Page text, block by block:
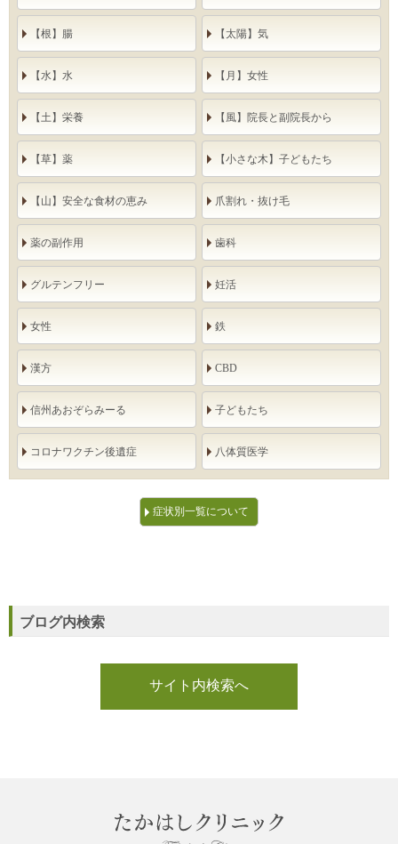
【根】腸 【太陽】気
【水】水 【月】女性
【土】栄養 【風】院長と副院長から
【草】薬 【小さな木】子どもたち
【山】安全な食材の恵み 爪割れ・抜け毛
薬の副作用 歯科
グルテンフリー 妊活
女性 鉄
漢方 CBD
信州あおぞらみーる 子どもたち
コロナワクチン後遺症 八体質医学
症状別一覧について
ブログ内検索
サイト内検索へ